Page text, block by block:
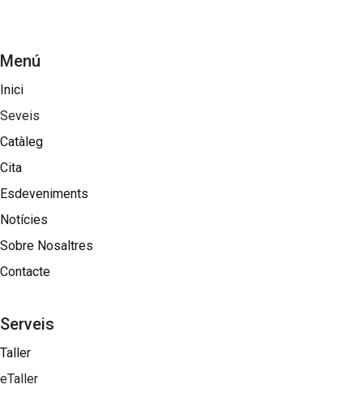
Menú
Inici
Seveis
Catàleg
Cita
Esdeveniments
Notícies
Sobre Nosaltres​
Contacte
Serveis
Taller
eTaller